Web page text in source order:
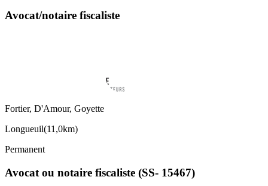
Avocat/notaire fiscaliste
Fortier, D'Amour, Goyette
Longueuil(11,0km)
Permanent
Avocat ou notaire fiscaliste (SS- 15467)